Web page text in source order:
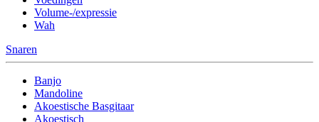
Volume-/expressie
Wah
Snaren
Banjo
Mandoline
Akoestische Basgitaar
Akoestisch